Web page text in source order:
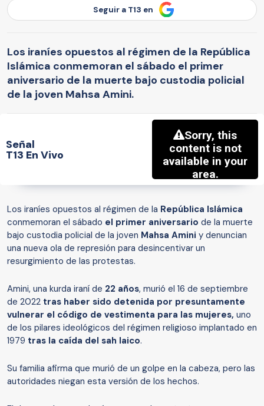
Seguir a T13 en
Los iraníes opuestos al régimen de la República
Islámica conmemoran el sábado el primer
aniversario de la muerte bajo custodia policial
de la joven Mahsa Amini.
Señal
T13 En Vivo
Los iraníes opuestos al régimen de la República Islámica
conmemoran el sábado el primer aniversario de la muerte
bajo custodia policial de la joven Mahsa Amini y denuncian
una nueva ola de represión para desincentivar un
resurgimiento de las protestas.
Amini, una kurda iraní de 22 años, murió el 16 de septiembre
de 2022 tras haber sido detenida por presuntamente
vulnerar el código de vestimenta para las mujeres, uno
de los pilares ideológicos del régimen religioso implantado en
1979 tras la caída del sah laico.
Su familia afirma que murió de un golpe en la cabeza, pero las
autoridades niegan esta versión de los hechos.